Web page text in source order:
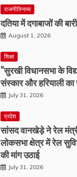
राजनीतिनामा
दतिया में दगाबाजों की
August 1, 2026
शिक्षा
“सुरखी विधानसभा के
संस्कार और हरियाली
July 31, 2026
प्रदेश
सांसद वानखेड़े ने रेल
लोकसभा क्षेत्र में रेल
की मांग उठाई
July 31, 2026